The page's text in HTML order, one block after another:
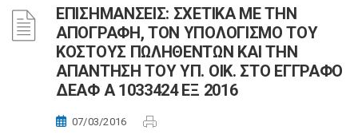
ΕΠΙΣΗΜΑΝΣΕΙΣ: ΣΧΕΤΙΚΑ ΜΕ ΤΗΝ
ΑΠΟΓΡΑΦΗ, ΤΟΝ ΥΠΟΛΟΓΙΣΜΟ ΤΟΥ
ΚΟΣΤΟΥΣ ΠΩΛΗΘΕΝΤΩΝ ΚΑΙ ΤΗΝ
ΑΠΑΝΤΗΣΗ ΤΟΥ ΥΠ. ΟΙΚ. ΣΤΟ ΕΓΓΡΑΦΟ
ΔΕΑΦ Α 1033424 ΕΞ 2016
07/03/2016